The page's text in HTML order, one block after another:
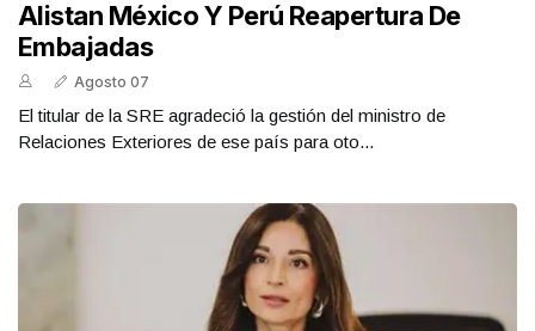
Alistan México Y Perú Reapertura De
Embajadas
Agosto 07
El titular de la SRE agradeció la gestión del ministro de
Relaciones Exteriores de ese país para oto...